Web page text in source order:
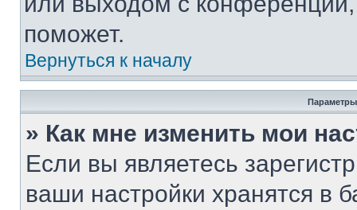
поможет.
Вернуться к началу
Параметры
» Как мне изменить мои
Если вы являетесь
ваши настройки хранятся в